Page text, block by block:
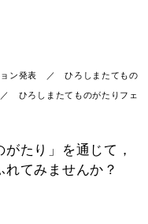
ン発表 ／ ひろしまたてもの
ひろしまたてものがたりフェ
たり」を通じて，
てみませんか？